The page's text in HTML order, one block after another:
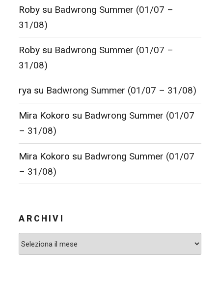
Roby su Badwrong Summer (01/07 –
31/08)
Roby su Badwrong Summer (01/07 –
31/08)
rya su Badwrong Summer (01/07 – 31/08)
Mira Kokoro su Badwrong Summer (01/07
– 31/08)
Mira Kokoro su Badwrong Summer (01/07
– 31/08)
ARCHIVI
Archivi